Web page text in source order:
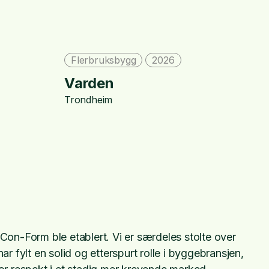
Flerbruksbygg 2026
Varden
Trondheim
Form ble etablert. Vi er særdeles stolte over
fylt en solid og etterspurt rolle i byggebransjen,